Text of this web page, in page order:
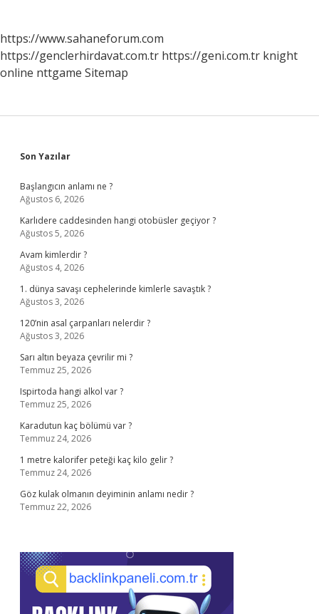
https://www.sahaneforum.com
https://genclerhirdavat.com.tr https://geni.com.tr knight
online nttgame Sitemap
Sidebar
Son Yazılar
Başlangıcın anlamı ne ?
Ağustos 6, 2026
Karlıdere caddesinden hangi otobüsler geçiyor ?
Ağustos 5, 2026
Avam kimlerdir ?
Ağustos 4, 2026
1. dünya savaşı cephelerinde kimlerle savaştık ?
Ağustos 3, 2026
120’nin asal çarpanları nelerdir ?
Ağustos 3, 2026
Sarı altın beyaza çevrilir mi ?
Temmuz 25, 2026
Ispirtoda hangi alkol var ?
Temmuz 25, 2026
Karadutun kaç bölümü var ?
Temmuz 24, 2026
1 metre kalorifer peteği kaç kilo gelir ?
Temmuz 24, 2026
Göz kulak olmanın deyiminin anlamı nedir ?
Temmuz 22, 2026